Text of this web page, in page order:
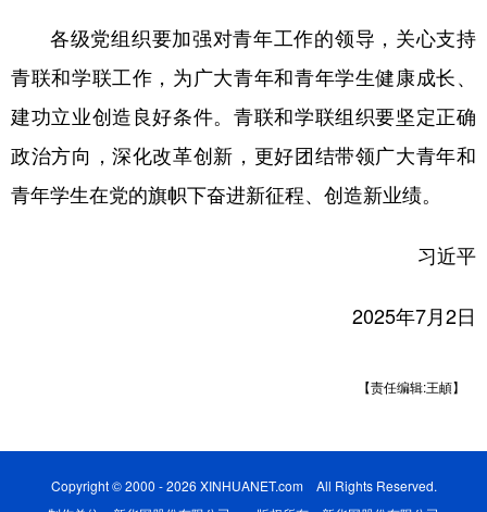
山东 河南 湖北 湖南
广东 广西 海南 重庆
四川 贵州 云南 西藏
陕西 甘肃 青海 宁夏
한국어
各级党组织要加强对青年工作的领导，关心支持
青联和学联工作，为广大青年和青年学生健康成长、
建功立业创造良好条件。青联和学联组织要坚定正确
政治方向，深化改革创新，更好团结带领广大青年和
青年学生在党的旗帜下奋进新征程、创造新业绩。
习近平
2025年7月2日
【责任编辑:王頔】
Copyright © 2000 - 2026 XINHUANET.com All Rights Reserved.